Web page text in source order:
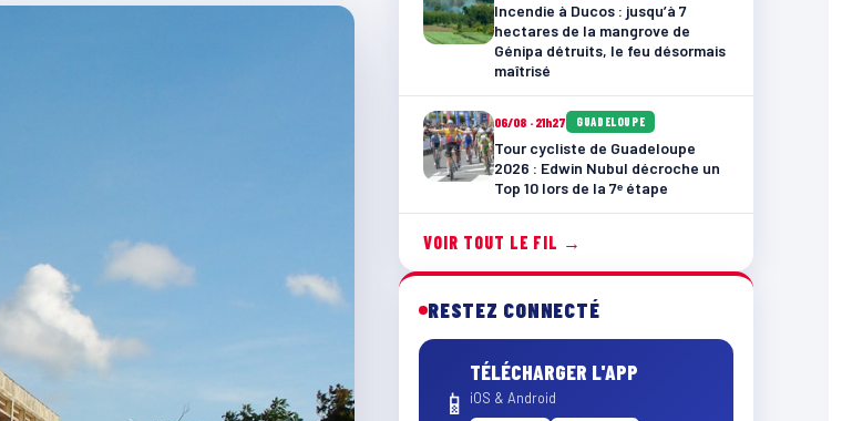
Incendie à Ducos : jusqu’à 7
hectares de la mangrove de
Génipa détruits, le feu désormais
maîtrisé
06/08 · 21h27 GUADELOUPE
Tour cycliste de Guadeloupe
2026 : Edwin Nubul décroche un
Top 10 lors de la 7ᵉ étape
VOIR TOUT LE FIL →
RESTEZ CONNECTÉ
📱
TÉLÉCHARGER L'APP
iOS & Android